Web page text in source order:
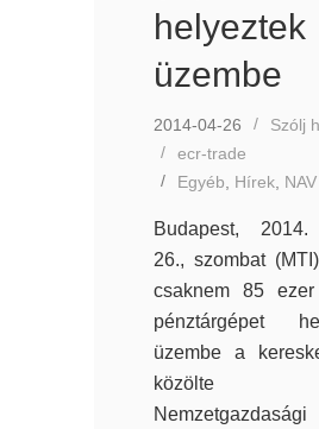
helyeztek
üzembe
2014-04-26
Szólj
ecr-trade
Egyéb
Hírek
Budapest,
26., szombat
csaknem 85
pénztárgépet
üzembe a
Nemzetgazdasági